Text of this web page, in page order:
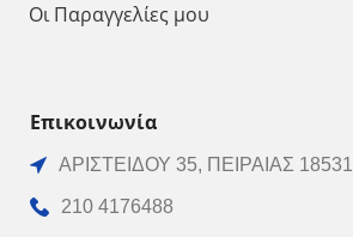
Οι Παραγγελίες μου
Επικοινωνία
ΑΡΙΣΤΕΙΔΟΥ 35, ΠΕΙΡΑΙΑΣ 18531
210 4176488